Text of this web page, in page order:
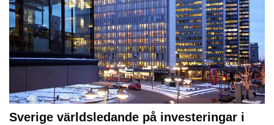
Sverige världsledande på investeringar i